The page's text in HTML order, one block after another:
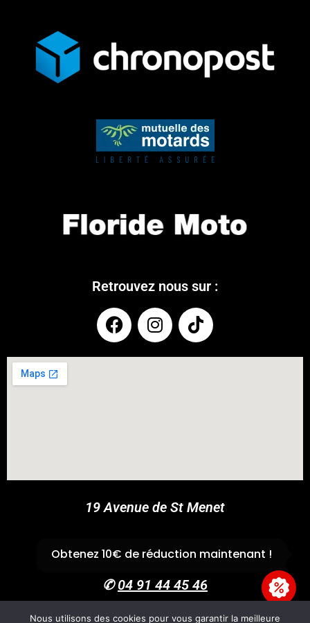
Retrouvez nous sur :
19 Avenue de St Menet
13011 Marseille
✆04 91 44 45 46
Obtenez 10€ de réduction maintenant !
Nous utilisons des cookies pour vous garantir la meilleure